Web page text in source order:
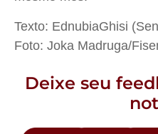
Texto: EdnubiaGhisi
Foto: Joka Madruga/
Deixe seu